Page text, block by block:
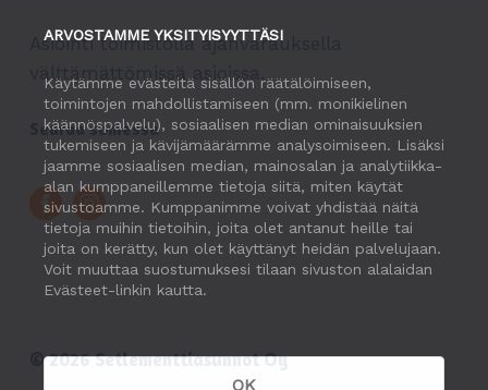
ARVOSTAMME YKSITYISYYTTÄSI
Käytämme evästeitä sisällön räätälöimiseen,
toimintojen mahdollistamiseen (mm. monikielinen
käännöspalvelu), sosiaalisen median ominaisuuksien
tukemiseen ja kävijämäärämme analysoimiseen. Lisäksi
jaamme sosiaalisen median, mainosalan ja analytiikka-
alan kumppaneillemme tietoja siitä, miten käytät
sivustoamme. Kumppanimme voivat yhdistää näitä
tietoja muihin tietoihin, joita olet antanut heille tai
joita on kerätty, kun olet käyttänyt heidän palvelujaan.
Voit muuttaa suostumuksesi tilaan sivuston alalaidan
Evästeet-linkin kautta.
OK
Asiointi toimistolla ajanvarauksella
välttämättömissä asioissa.
Seuraa somessa
©2026Setlementtiasunnot Oy